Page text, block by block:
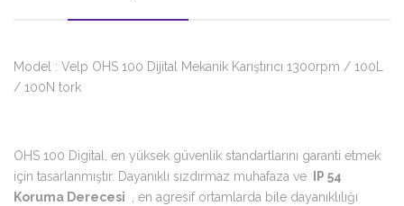
Model : Velp OHS 100 Dijital Mekanik Karıştırıcı 1300rpm / 100L
/ 100N tork
OHS 100 Digital, en yüksek güvenlik standartlarını garanti etmek
için tasarlanmıştır. Dayanıklı sızdırmaz muhafaza ve
IP 54
Koruma Derecesi
, en agresif ortamlarda bile dayanıklılığı